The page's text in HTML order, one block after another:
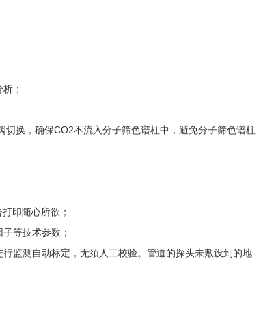
；
切换，确保CO2不流入分子筛色谱柱中，避免分子筛色谱柱
印随心所欲；
等技术参数；
监测自动标定，无须人工校验。管道的探头未敷设到的地